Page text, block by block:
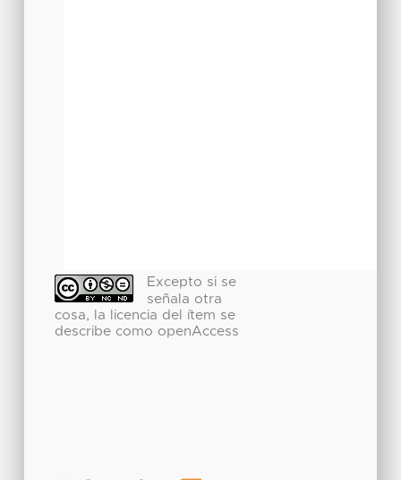
Excepto si se
señala otra
cosa, la licencia del ítem se
describe como openAccess